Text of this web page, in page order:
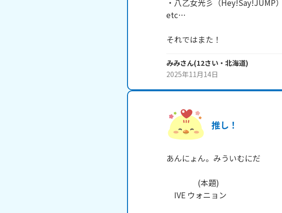
・八乙女光彡（Hey!Say!JUMP）
etc…
それではまた！
みみさん(12さい・ 北海道)
2025年11月14日
推し！
あんにょん。みういむにだ
(本題)
IVE ウォニョン